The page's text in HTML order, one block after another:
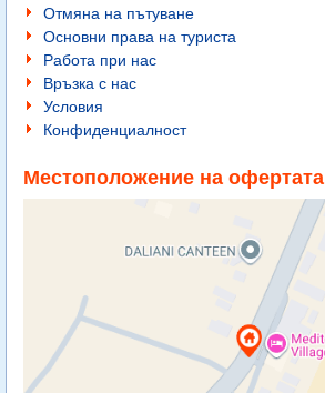
Отмяна на пътуване
Основни права на туриста
Работа при нас
Връзка с нас
Условия
Конфиденциалност
Местоположение на офертата